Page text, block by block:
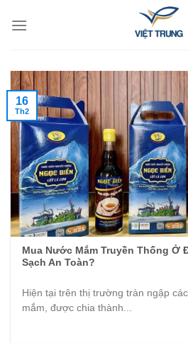
Mua Nước Mắm Truyền Thống Ở
Sạch An Toàn?
Hiện tại trên thị trường tràn ngập
mắm, được chia thành...
16
Th2